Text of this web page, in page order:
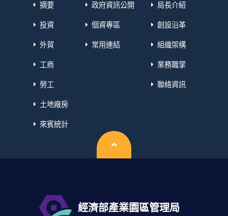
摘要
投資
外貿
工商
勞工
土地廠房
來賓統計
政府資訊公開
個資專區
常用連結
局長介紹
創設沿革
組織架構
業務職掌
聯絡資訊
經濟部產業園區管理局